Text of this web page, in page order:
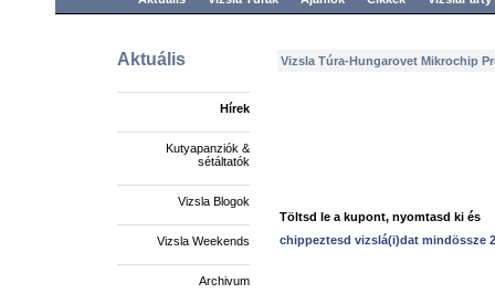
Aktuális
Hírek
Kutyapanziók &
sétáltatók
Vizsla Blogok
Vizsla Weekends
Archivum
Vizsla Túra-Hungarovet Mikrochip
Töltsd le a kupont, nyomtasd ki és
chippeztesd vizslá(i)dat mindössze